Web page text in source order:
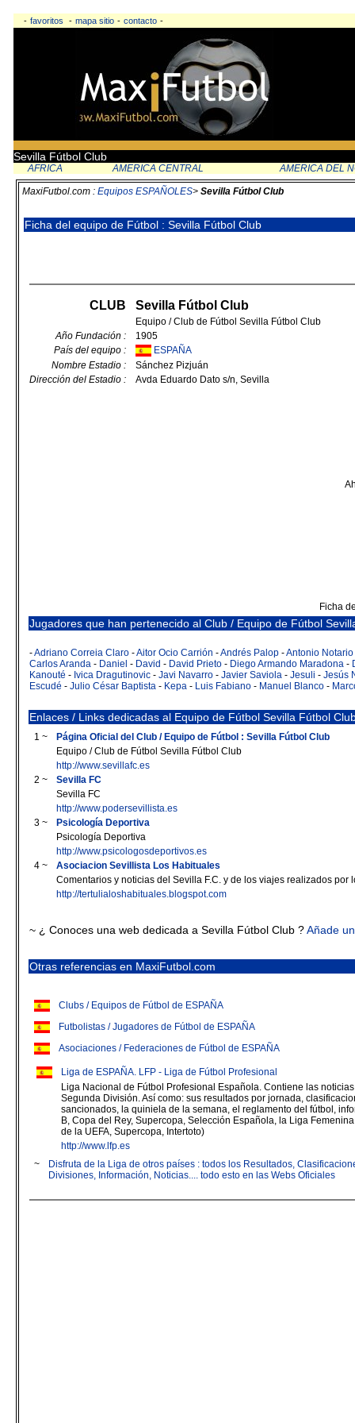
- favoritos - mapa sitio - contacto -
Sevilla Fútbol Club
AFRICA AMERICA CENTRAL AMERICA DEL
MaxiFutbol.com : Equipos ESPAÑOLES> Sevilla Fútbol Club
Ficha del equipo de Fútbol : Sevilla Fútbol Club
CLUB Sevilla Fútbol Club
Equipo / Club de Fútbol Sevilla Fútbol Club
Año Fundación :
1905
País del equipo :
ESPAÑA
Nombre Estadio :
Sánchez Pizjuán
Dirección del Estadio :
Avda Eduardo Dato s/n, Sevilla
Ficha
Jugadores que han pertenecido al Club / Equipo de Fútbol
-Adriano Correia Claro -Aitor Ocio Carrión -Andrés Palop -Antonio Notario
Carlos Aranda - Daniel - David - David Prieto - Diego Armando Maradona -
Kanouté - Ivica Dragutinovic - Javi Navarro - Javier Saviola - Jesuli - Jesús
Escudé - Julio César Baptista - Kepa - Luis Fabiano - Manuel Blanco -
Enlaces / Links dedicadas al Equipo de Fútbol Sevilla Fútbol
1 ~
Página Oficial del Club / Equipo de Fútbol : Sevilla Fútbol Club
Equipo / Club de Fútbol Sevilla Fútbol Club
http://www.sevillafc.es
2 ~
Sevilla FC
Sevilla FC
http://www.podersevillista.es
3 ~
Psicología Deportiva
Psicología Deportiva
http://www.psicologosdeportivos.es
4 ~
Asociacion Sevillista Los Habituales
Comentarios y noticias del Sevilla F.C. y de los viajes realizados por
http://tertulialoshabituales.blogspot.com
~ ¿ Conoces una web dedicada a Sevilla Fútbol Club ?Añade
Otras referencias en MaxiFutbol.com
Clubs / Equipos de Fútbol de ESPAÑA
Futbolistas / Jugadores de Fútbol de ESPAÑA
Asociaciones / Federaciones de Fútbol de ESPAÑA
Liga de ESPAÑA. LFP - Liga de Fútbol Profesional
Liga Nacional de Fútbol Profesional Española. Contiene las
Segunda División. Así como: sus resultados por jornada,
sancionados, la quiniela de la semana, el reglamento del fútbol,
B, Copa del Rey, Supercopa, Selección Española, la Liga
de la UEFA, Supercopa, Intertoto)
http://www.lfp.es
~
Disfruta de la Liga de otros países : todos los Resultados,
Divisiones, Información, Noticias.... todo esto en las Webs Oficiales